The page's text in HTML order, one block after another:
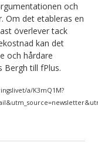
och
Om det etableras en
överlever tack
kan det
och hårdare
Bergh till fPlus.
a/K3mQ1M?